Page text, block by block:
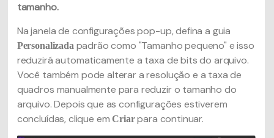
tamanho.
Na janela de configurações pop-up, defina a guia
Personalizadapadrão como "Tamanho pequeno" e isso
reduzirá automaticamente a taxa de bits do arquivo.
Você também pode alterar a resolução e a taxa de
quadros manualmente para reduzir o tamanho do
arquivo. Depois que as configurações estiverem
concluídas, clique emCriarpara continuar.